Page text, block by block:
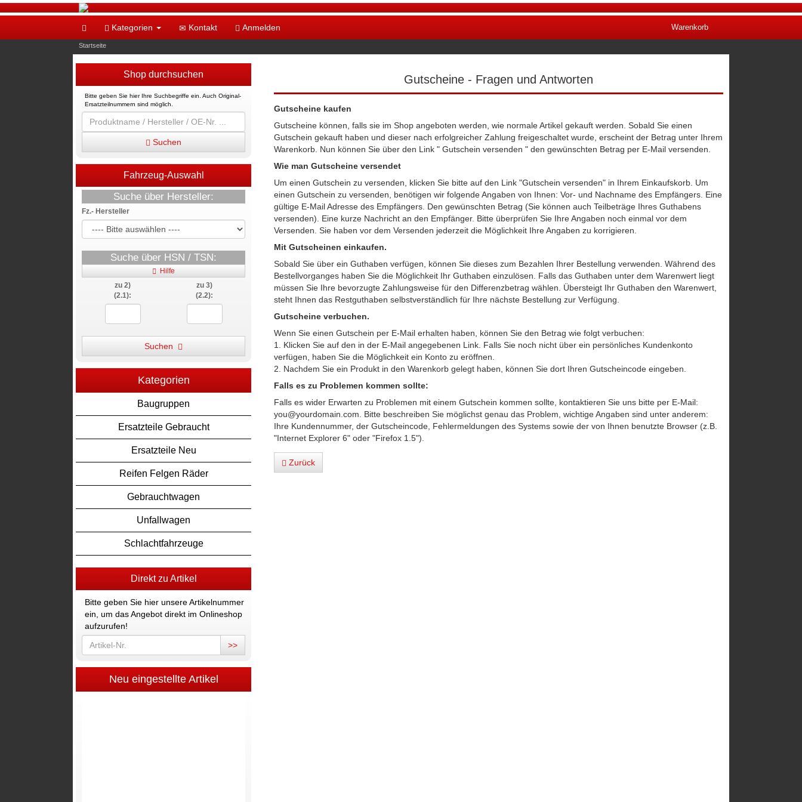
Kategorien Kontakt Anmelden Warenkorb
Startseite
Shop durchsuchen
Bitte geben Sie hier Ihre Suchbegriffe ein. Auch Original-
Ersatzteilnummern sind möglich.
Suchen
Fahrzeug-Auswahl
Suche über Hersteller:
Fz.- Hersteller
Suche über HSN / TSN:
Hilfe
zu 2)
(2.1):
zu 3)
(2.2):
Suchen
Kategorien
Baugruppen
Ersatzteile Gebraucht
Ersatzteile Neu
Reifen Felgen Räder
Gebrauchtwagen
Unfallwagen
Schlachtfahrzeuge
Direkt zu Artikel
Bitte geben Sie hier unsere Artikelnummer
ein, um das Angebot direkt im Onlineshop
aufzurufen!
>>
Neu eingestellte Artikel
Gutscheine - Fragen und Antworten
Gutscheine kaufen
Gutscheine können, falls sie im Shop angeboten werden, wie normale Artikel gekauft werden. Sobald Sie einen
Gutschein gekauft haben und dieser nach erfolgreicher Zahlung freigeschaltet wurde, erscheint der Betrag unter Ihrem
Warenkorb. Nun können Sie über den Link " Gutschein versenden " den gewünschten Betrag per E-Mail versenden.
Wie man Gutscheine versendet
Um einen Gutschein zu versenden, klicken Sie bitte auf den Link "Gutschein versenden" in Ihrem Einkaufskorb. Um
einen Gutschein zu versenden, benötigen wir folgende Angaben von Ihnen: Vor- und Nachname des Empfängers. Eine
gültige E-Mail Adresse des Empfängers. Den gewünschten Betrag (Sie können auch Teilbeträge Ihres Guthabens
versenden). Eine kurze Nachricht an den Empfänger. Bitte überprüfen Sie Ihre Angaben noch einmal vor dem
Versenden. Sie haben vor dem Versenden jederzeit die Möglichkeit Ihre Angaben zu korrigieren.
Mit Gutscheinen einkaufen.
Sobald Sie über ein Guthaben verfügen, können Sie dieses zum Bezahlen Ihrer Bestellung verwenden. Während des
Bestellvorganges haben Sie die Möglichkeit Ihr Guthaben einzulösen. Falls das Guthaben unter dem Warenwert liegt
müssen Sie Ihre bevorzugte Zahlungsweise für den Differenzbetrag wählen. Übersteigt Ihr Guthaben den Warenwert,
steht Ihnen das Restguthaben selbstverständlich für Ihre nächste Bestellung zur Verfügung.
Gutscheine verbuchen.
Wenn Sie einen Gutschein per E-Mail erhalten haben, können Sie den Betrag wie folgt verbuchen:
1. Klicken Sie auf den in der E-Mail angegebenen Link. Falls Sie noch nicht über ein persönliches Kundenkonto
verfügen, haben Sie die Möglichkeit ein Konto zu eröffnen.
2. Nachdem Sie ein Produkt in den Warenkorb gelegt haben, können Sie dort Ihren Gutscheincode eingeben.
Falls es zu Problemen kommen sollte:
Falls es wider Erwarten zu Problemen mit einem Gutschein kommen sollte, kontaktieren Sie uns bitte per E-Mail:
you@yourdomain.com. Bitte beschreiben Sie möglichst genau das Problem, wichtige Angaben sind unter anderem:
Ihre Kundennummer, der Gutscheincode, Fehlermeldungen des Systems sowie der von Ihnen benutzte Browser (z.B.
"Internet Explorer 6" oder "Firefox 1.5").
Zurück